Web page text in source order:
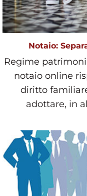
Notaio:
Regime
notaio online
diritto
adottare, in